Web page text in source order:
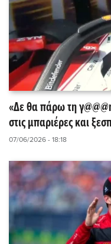
«Δε θα πάρω τη
στις μπαριέρες και
07/06/2026 - 18:18